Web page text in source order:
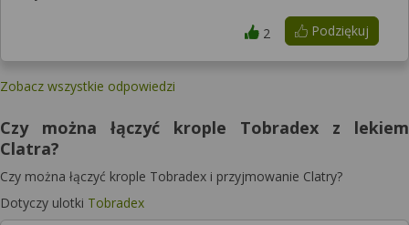
Podziękuj
2
Zobacz wszystkie odpowiedzi
Czy można łączyć krople Tobradex z lekiem
Clatra?
Czy można łączyć krople Tobradex i przyjmowanie Clatry?
Dotyczy ulotki Tobradex